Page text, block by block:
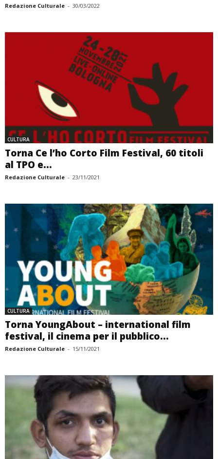
Redazione Culturale - 30/03/2022
CULTURA
Torna Ce l’ho Corto Film Festival, 60 titoli
al TPO e...
Redazione Culturale - 23/11/2021
CULTURA
Torna YoungAbout – international film
festival, il cinema per il pubblico...
Redazione Culturale - 15/11/2021